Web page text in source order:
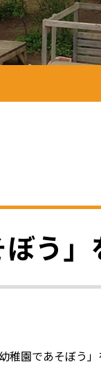
う」
園であそぼう」